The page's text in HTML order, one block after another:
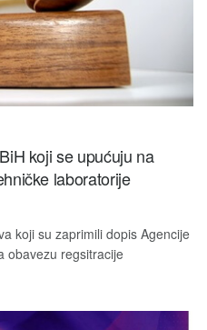
koji se upućuju na
laboratorije
koji su zaprimili dopis Agencije
obavezu regsitracije